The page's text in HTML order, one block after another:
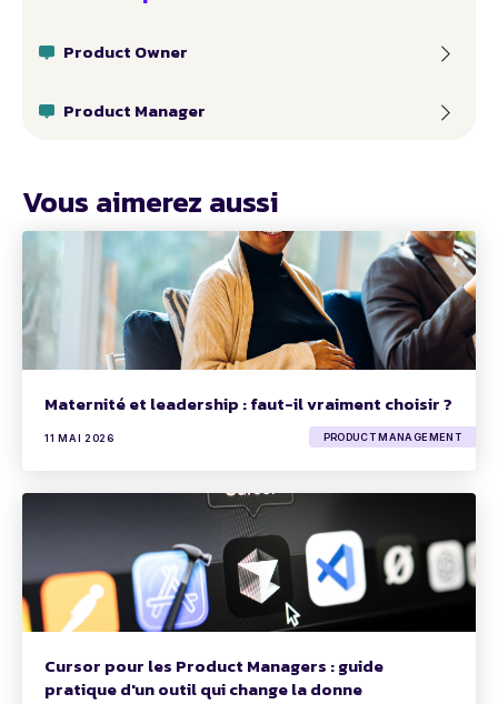
Product Owner
Product Manager
Vous aimerez aussi
Maternité et leadership : faut-il vraiment choisir ?
11 MAI 2026 PRODUCT MANAGEMENT
Cursor pour les Product Managers : guide
pratique d'un outil qui change la donne